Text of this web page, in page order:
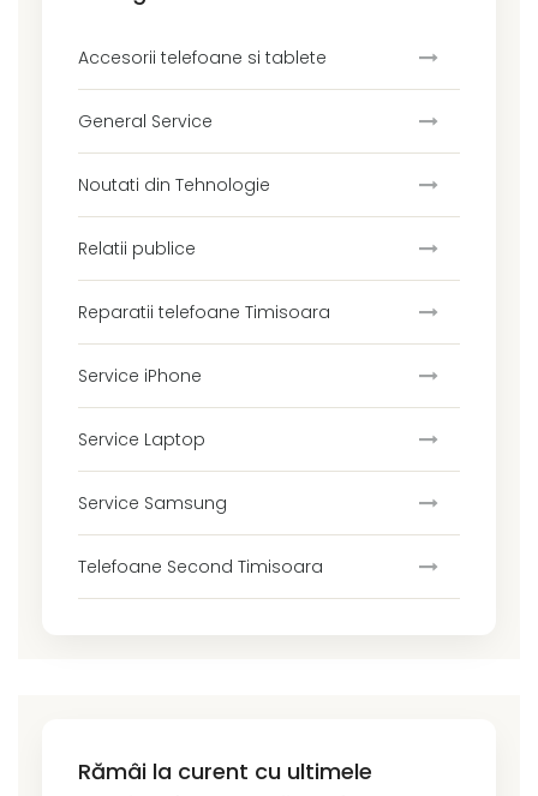
Accesorii telefoane si tablete
General Service
Noutati din Tehnologie
Relatii publice
Reparatii telefoane Timisoara
Service iPhone
Service Laptop
Service Samsung
Telefoane Second Timisoara
Rămâi la curent cu ultimele